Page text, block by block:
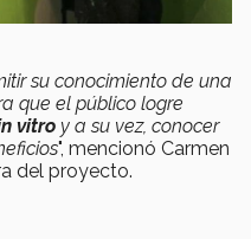
su conocimiento de una
que el público logre
vitro y a su vez, conocer
", mencionó Carmen
del proyecto.